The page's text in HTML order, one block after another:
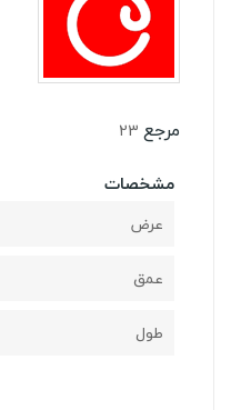
مرجع 23
مشخصات
عرض
عمق
طول